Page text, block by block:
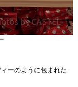
ーのように包まれた